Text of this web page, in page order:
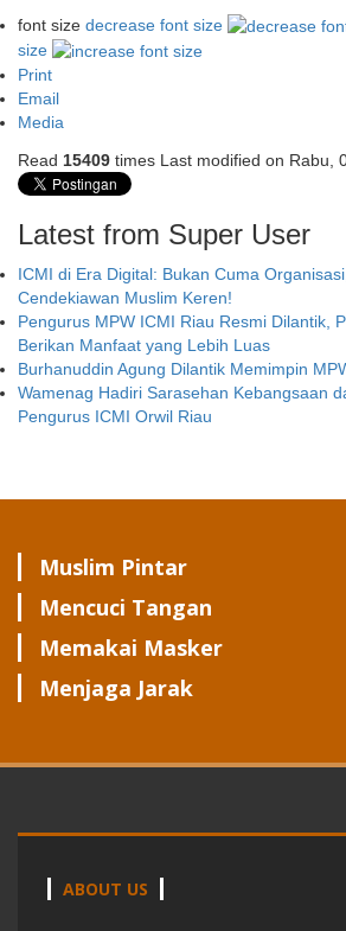
font size decrease font size
size
Print
Email
Media
Read 15409 times Last modified on Rabu,
Latest from Super User
ICMI di Era Digital: Bukan Cuma
Cendekiawan Muslim Keren!
Pengurus MPW ICMI Riau Resmi Dilantik,
Berikan Manfaat yang Lebih Luas
Burhanuddin Agung Dilantik Memimpin
Wamenag Hadiri Sarasehan Kebangsaan
Pengurus ICMI Orwil Riau
Muslim Pintar
Mencuci Tangan
Memakai Masker
Menjaga Jarak
ABOUT US